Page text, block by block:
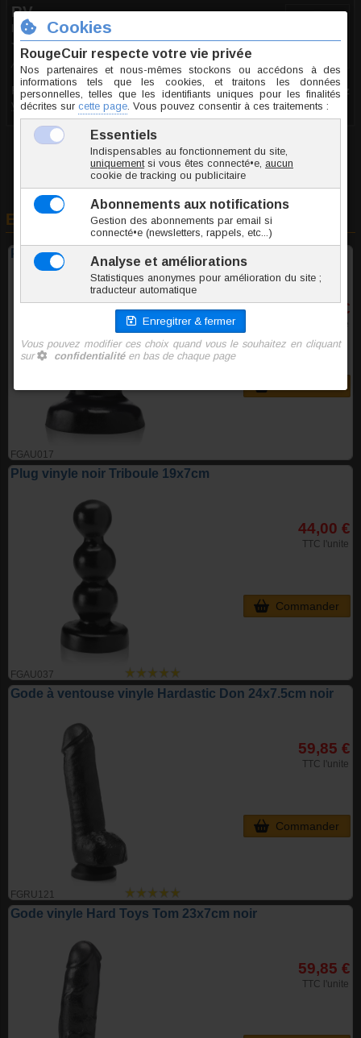
RV
le 20.07.2024
10/10
Avis recueilli par Inoki ®
Pour lire ce commentaire et visualiser cette photo, vous devez
vous connecteretavoir plus de 18 ans
En rapport avec cet article
Plug vinyle noir Obus 12x7cm
FGAU017
30,60 €
TTC l'unite
Plug vinyle noir Triboule 19x7cm
FGAU037
44,00 €
TTC l'unite
Commander
Gode à ventouse vinyle Hardastic Don 24x7.5cm noir
FGRU121
59,85 €
TTC l'unite
Commander
Gode vinyle Hard Toys Tom 23x7cm noir
59,85 €
TTC l'unite